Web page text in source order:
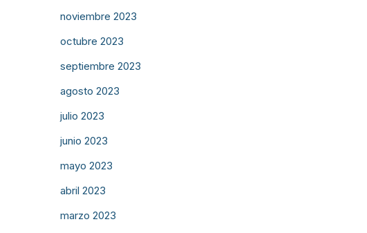
noviembre 2023
octubre 2023
septiembre 2023
agosto 2023
julio 2023
junio 2023
mayo 2023
abril 2023
marzo 2023